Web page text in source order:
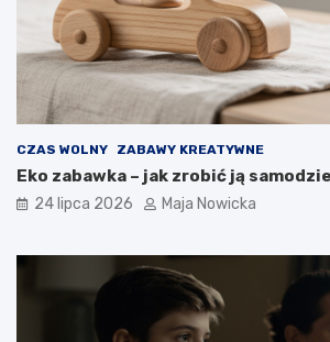
CZAS WOLNY ZABAWY KREATYWNE
Eko zabawka – jak zrobić ją
24 lipca 2026 Maja Nowicka